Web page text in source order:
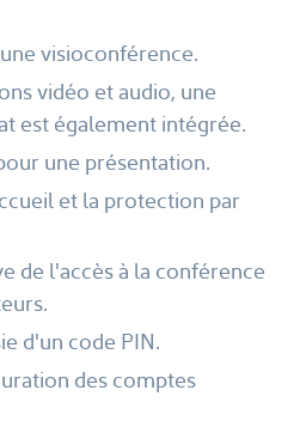
visioconférence.
vidéo et audio, une
est également intégrée.
une présentation.
et la protection par
de l'accès à la conférence
d'un code PIN.
des comptes